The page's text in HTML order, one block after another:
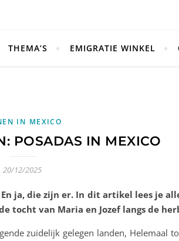
THEMA’S EMIGRATIE WINKEL
IN MEXICO
POSADAS IN MEXICO
20/12/2025
ja, die zijn er. In dit artikel lees je
tocht van Maria en Jozef langs de
zuidelijk gelegen landen, Helemaal